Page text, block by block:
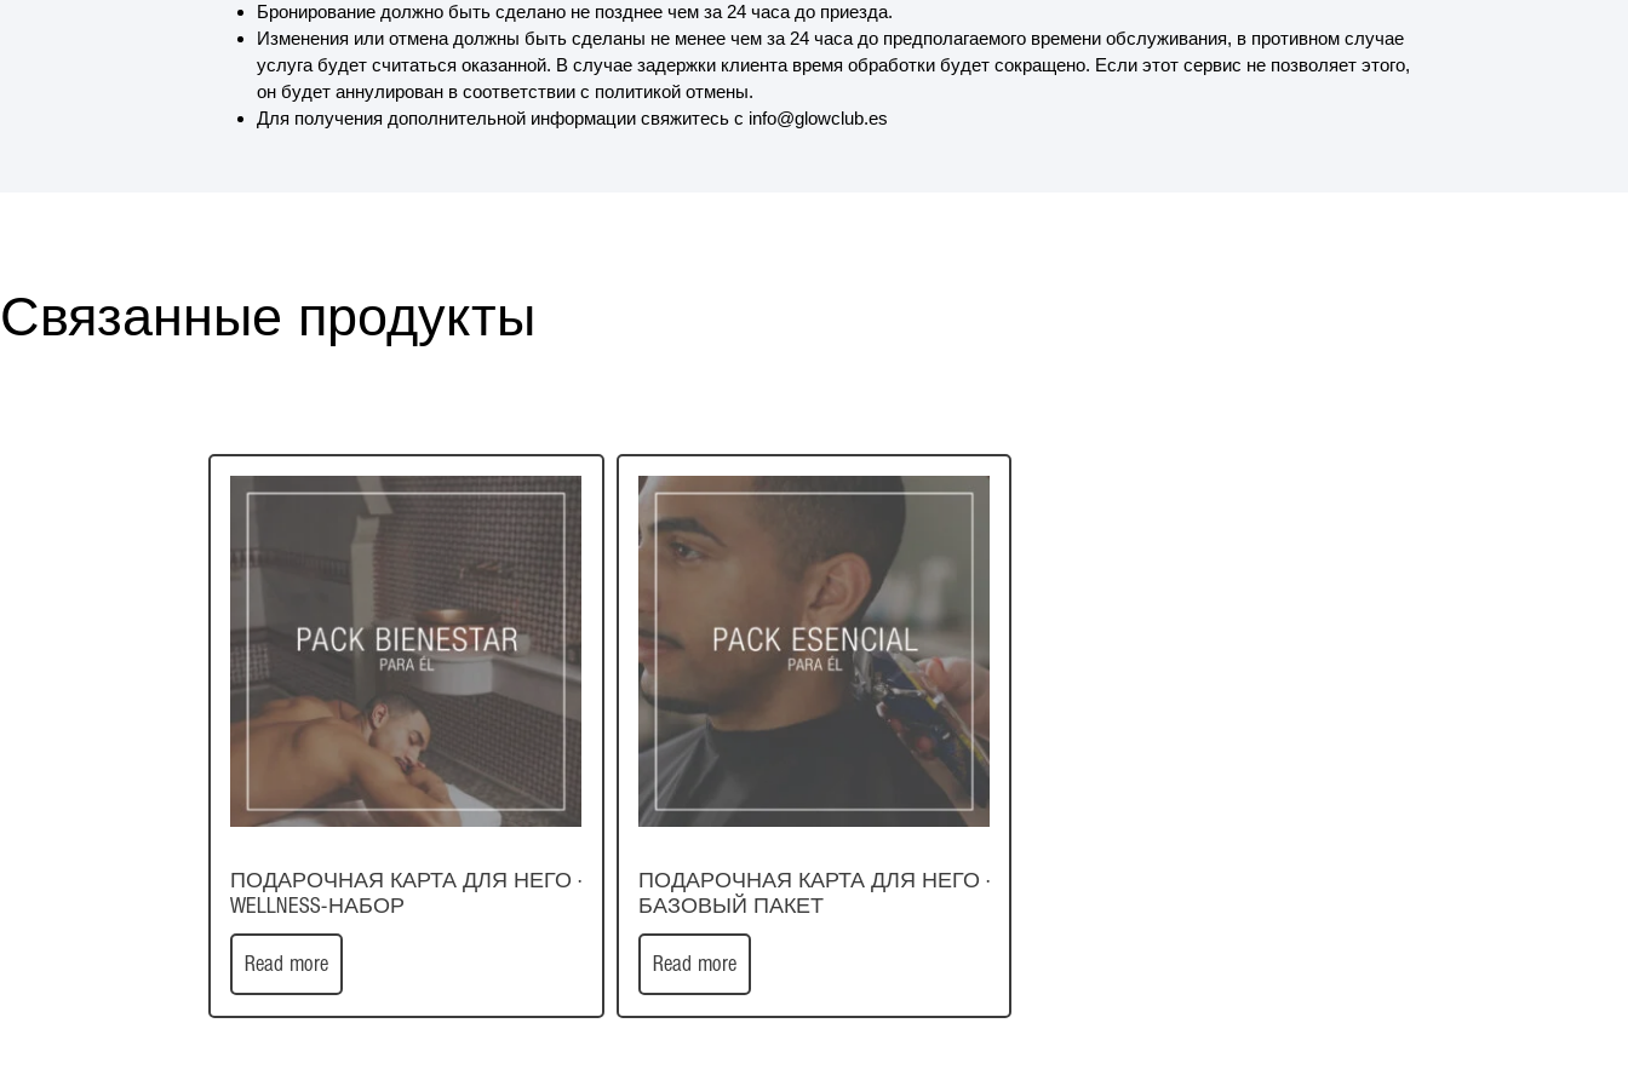
Бронирование должно быть сделано не позднее чем за 24 часа до приезда.
Изменения или отмена должны быть сделаны не менее чем за 24 часа до предполагаемого времени обслуживания, в противном случае
услуга будет считаться оказанной. В случае задержки клиента время обработки будет сокращено. Если этот сервис не позволяет этого,
он будет аннулирован в соответствии с политикой отмены.
Для получения дополнительной информации свяжитесь с info@glowclub.es
Связанные продукты
ПОДАРОЧНАЯ КАРТА ДЛЯ НЕГО ·
WELLNESS-НАБОР
Read more
ПОДАРОЧНАЯ КАРТА ДЛЯ НЕГО ·
БАЗОВЫЙ ПАКЕТ
Read more